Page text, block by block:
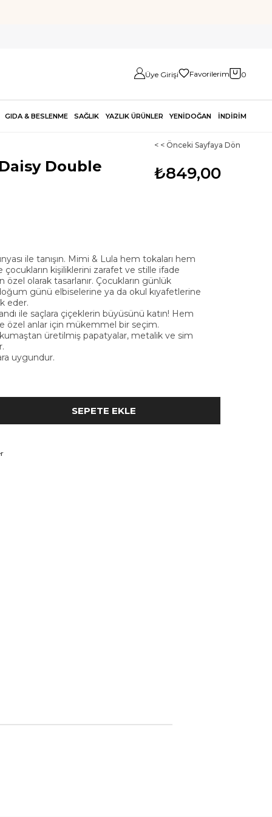
Üye Girişi Favorilerim 0
GIDA & BESLENME SAĞLIK YAZLIK ÜRÜNLER YENİDOĞAN İNDİRİM
< < Önceki Sayfaya Dön
₺849,00
Double
ile tanışın. Mimi & Lula hem tokaları hem
çocukların kişiliklerini zarafet ve stille ifade
olarak tasarlanır. Çocukların günlük
günü elbiselerine ya da okul kıyafetlerine
eder.
ile saçlara çiçeklerin büyüsünü katın! Hem
özel anlar için mükemmel bir seçim.
üretilmiş papatyalar, metalik ve sim
uygundur.